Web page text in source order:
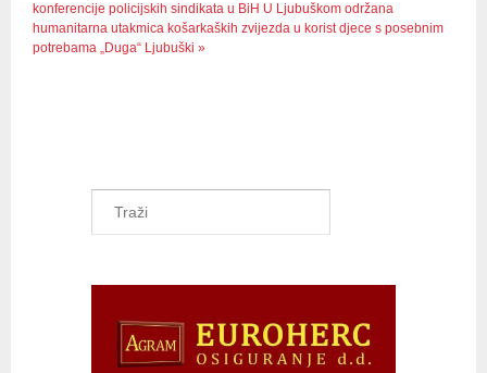
konferencije policijskih sindikata u BiH U Ljubuškom održana
humanitarna utakmica košarkaških zvijezda u korist djece s posebnim
potrebama „Duga“ Ljubuški »